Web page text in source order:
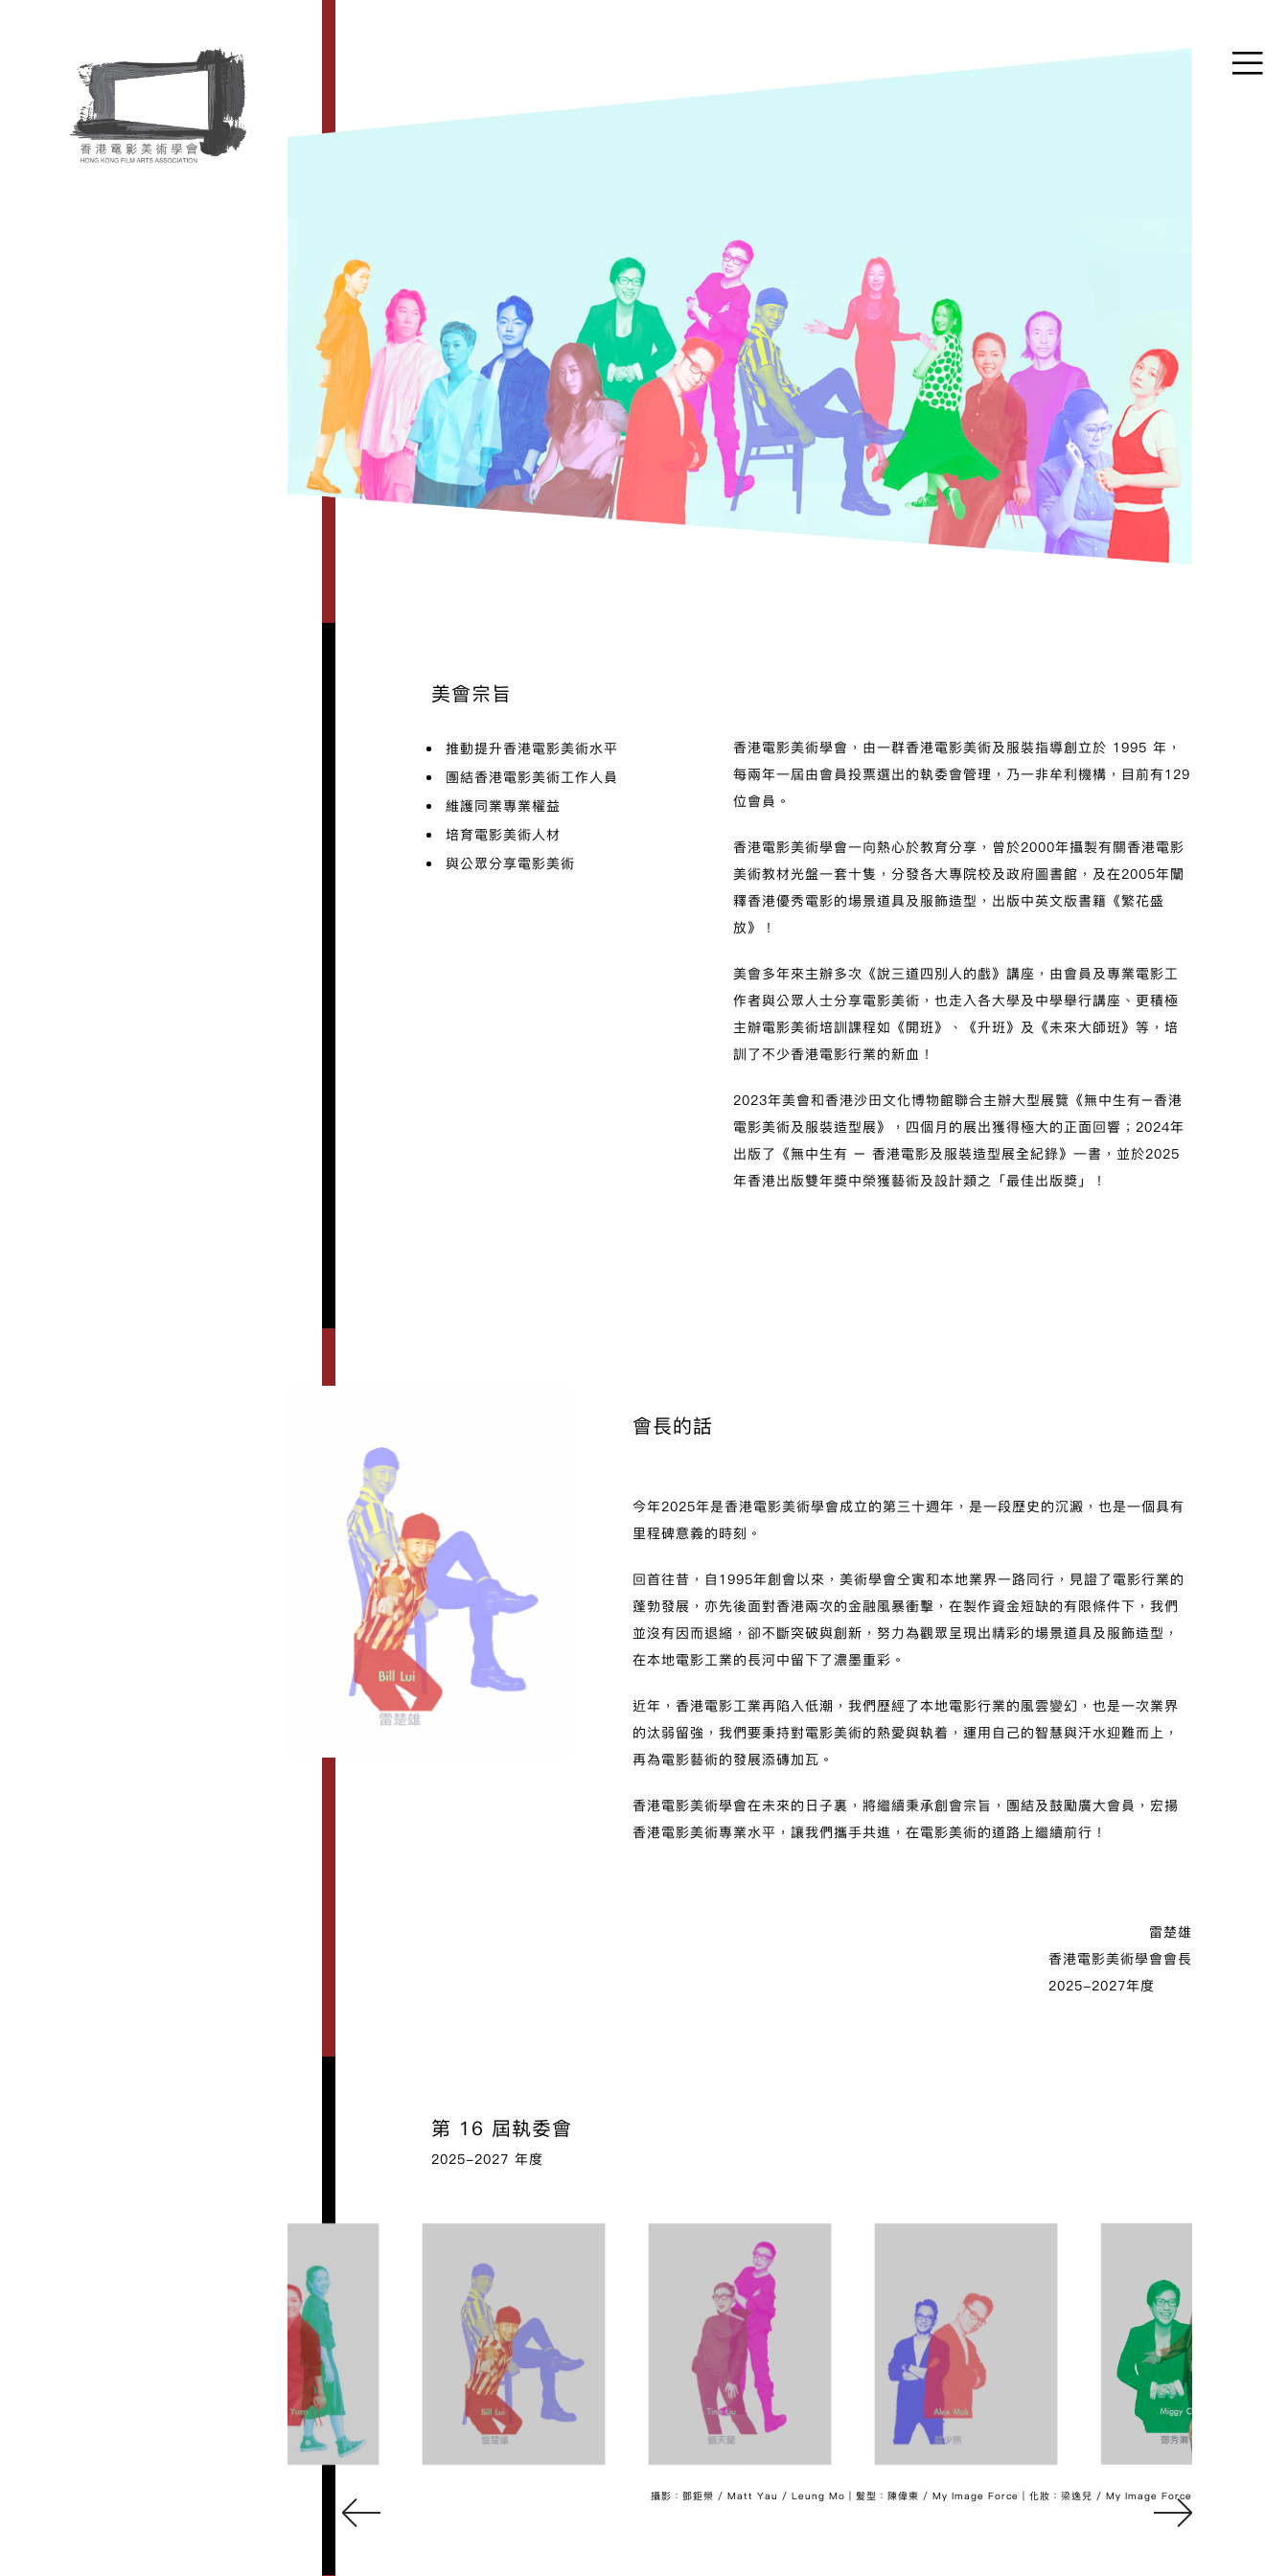
美會宗旨
推動提升香港電影美術水平
團結香港電影美術工作人員
維護同業專業權益
培育電影美術人材
與公眾分享電影美術
香港電影美術學會，由一群香港電影美術及服裝指導創立於 1995 年，
每兩年一屆由會員投票選出的執委會管理，乃一非牟利機構，目前有129
位會員。
香港電影美術學會一向熱心於教育分享，曾於2000年攝製有關香港電影
美術教材光盤一套十隻，分發各大專院校及政府圖書館，及在2005年闡
釋香港優秀電影的場景道具及服飾造型，出版中英文版書籍《繁花盛
放》！
美會多年來主辦多次《說三道四別人的戲》講座，由會員及專業電影工
作者與公眾人士分享電影美術，也走入各大學及中學舉行講座、更積極
主辦電影美術培訓課程如《開班》、《升班》及《未來大師班》等，培
訓了不少香港電影行業的新血！
2023年美會和香港沙田文化博物館聯合主辦大型展覽《無中生有–香港
電影美術及服裝造型展》，四個月的展出獲得極大的正面回響； 2024年
出版了《無中生有 – 香港電影及服裝造型展全紀錄》一書，並於2025
年香港出版雙年獎中榮獲藝術及設計類之「最佳出版獎」！
會長的話
今年2025年是香港電影美術學會成立的第三十週年，是一段歷史的沉澱，也是一個具有
里程碑意義的時刻。
回首往昔，自1995年創會以來，美術學會仝寅和本地業界一路同行，見證了電影行業的
蓬勃發展，亦先後面對香港兩次的金融風暴衝擊，在製作資金短缺的有限條件下，我們
並沒有因而退縮，卻不斷突破與創新，努力為觀眾呈現出精彩的場景道具及服飾造型，
在本地電影工業的長河中留下了濃墨重彩。
近年，香港電影工業再陷入低潮，我們歷經了本地電影行業的風雲變幻，也是一次業界
的汰弱留強，我們要秉持對電影美術的熱愛與執着，運用自己的智慧與汗水迎難而上，
再為電影藝術的發展添磚加瓦。
香港電影美術學會在未來的日子裏，將繼續秉承創會宗旨，團結及鼓勵廣大會員，宏揚
香港電影美術專業水平，讓我們攜手共進，在電影美術的道路上繼續前行！
雷楚雄
香港電影美術學會會長
2025-2027年度
第 16 屆執委會
2025-2027 年度
攝影：鄧鉅榮 / Matt Yau / Leung Mo | 髪型：陳偉東 / My Image Force | 化妝：梁逸兒 / My Image Force